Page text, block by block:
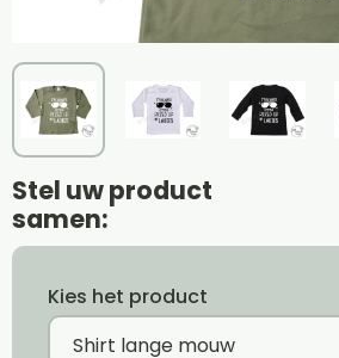
Stel uw product
samen:
Kies het product